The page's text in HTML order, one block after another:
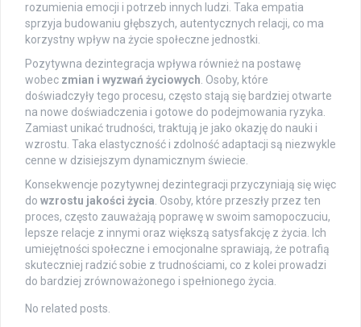
rozumienia emocji i potrzeb innych ludzi. Taka empatia
sprzyja budowaniu głębszych, autentycznych relacji, co ma
korzystny wpływ na życie społeczne jednostki.
Pozytywna dezintegracja wpływa również na postawę
wobec zmian i wyzwań życiowych. Osoby, które
doświadczyły tego procesu, często stają się bardziej otwarte
na nowe doświadczenia i gotowe do podejmowania ryzyka.
Zamiast unikać trudności, traktują je jako okazję do nauki i
wzrostu. Taka elastyczność i zdolność adaptacji są niezwykle
cenne w dzisiejszym dynamicznym świecie.
Konsekwencje pozytywnej dezintegracji przyczyniają się więc
do wzrostu jakości życia. Osoby, które przeszły przez ten
proces, często zauważają poprawę w swoim samopoczuciu,
lepsze relacje z innymi oraz większą satysfakcję z życia. Ich
umiejętności społeczne i emocjonalne sprawiają, że potrafią
skuteczniej radzić sobie z trudnościami, co z kolei prowadzi
do bardziej zrównoważonego i spełnionego życia.
No related posts.